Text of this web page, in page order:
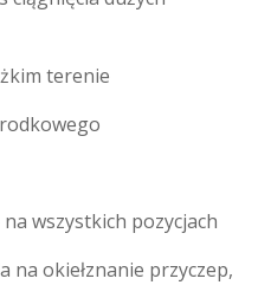
terenie
wszystkich pozycjach
na okiełznanie przyczep,